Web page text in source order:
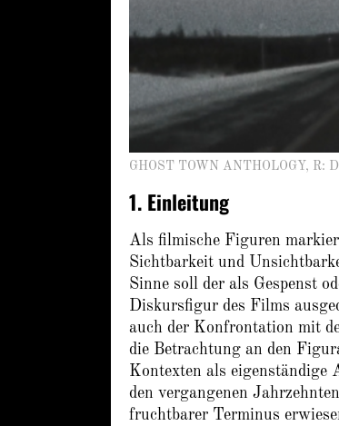
GHOST TOWN ANTHOLOGY, R:
1. Einleitung
Als filmische Figuren
Sichtbarkeit und
Sinne soll der als Gespenst
Diskursfigur des Films
auch der Konfrontation mit
die Betrachtung an den
Kontexten als eigenständige
den vergangenen
fruchtbarer Terminus